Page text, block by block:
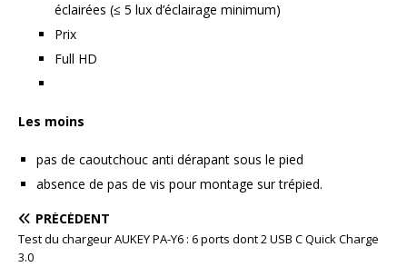
éclairées (≤ 5 lux d’éclairage minimum)
Prix
Full HD
Les moins
pas de caoutchouc anti dérapant sous le pied
absence de pas de vis pour montage sur trépied.
PRÉCÉDENT
Test du chargeur AUKEY PA-Y6 : 6 ports dont 2 USB C Quick Charge
3.0